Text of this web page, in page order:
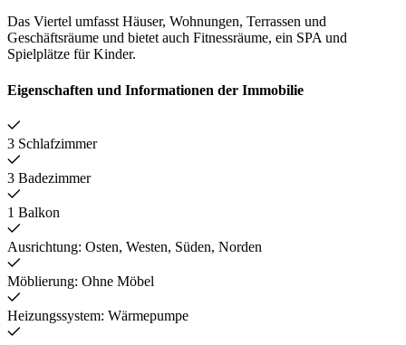
Das Viertel umfasst Häuser, Wohnungen, Terrassen und
Geschäftsräume und bietet auch Fitnessräume, ein SPA und
Spielplätze für Kinder.
Eigenschaften und Informationen der Immobilie
3 Schlafzimmer
3 Badezimmer
1 Balkon
Ausrichtung: Osten, Westen, Süden, Norden
Möblierung: Ohne Möbel
Heizungssystem: Wärmepumpe